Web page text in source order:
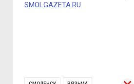
SMOLGAZETA.RU